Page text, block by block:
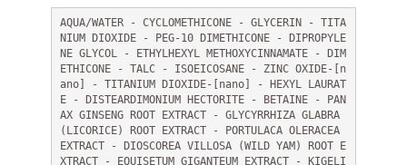
AQUA/WATER - CYCLOMETHICONE - GLYCERIN - TITA
NIUM DIOXIDE - PEG-10 DIMETHICONE - DIPROPYLE
NE GLYCOL - ETHYLHEXYL METHOXYCINNAMATE - DIM
ETHICONE - TALC - ISOEICOSANE - ZINC OXIDE-[n
ano] - TITANIUM DIOXIDE-[nano] - HEXYL LAURAT
E - DISTEARDIMONIUM HECTORITE - BETAINE - PAN
AX GINSENG ROOT EXTRACT - GLYCYRRHIZA GLABRA
(LICORICE) ROOT EXTRACT - PORTULACA OLERACEA
EXTRACT - DIOSCOREA VILLOSA (WILD YAM) ROOT E
XTRACT - EQUISETUM GIGANTEUM EXTRACT - KIGELI